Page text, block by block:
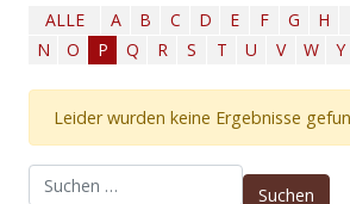
ALLE A B C D E F G H
N
O P Q R S T U V W Y
Leider wurden keine Ergebnisse
Suchen nach: